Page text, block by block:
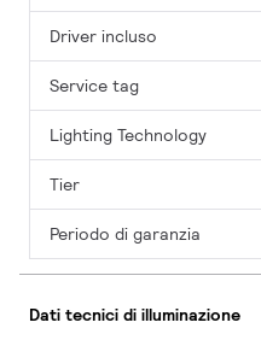
Driver incluso
Service tag
Lighting Technology
Tier
Periodo di garanzia
Dati tecnici di illuminazione